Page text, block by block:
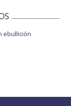
ebullición